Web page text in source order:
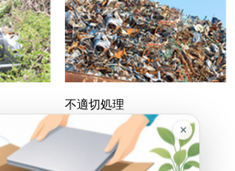
不適切処理
詳しくは総務省HPへ >
×